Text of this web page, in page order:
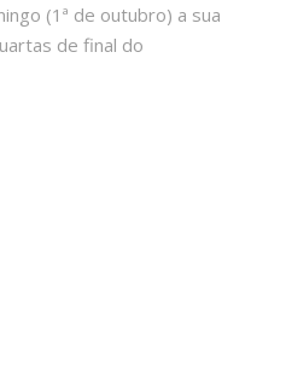
(1ª de outubro) a sua
de final do